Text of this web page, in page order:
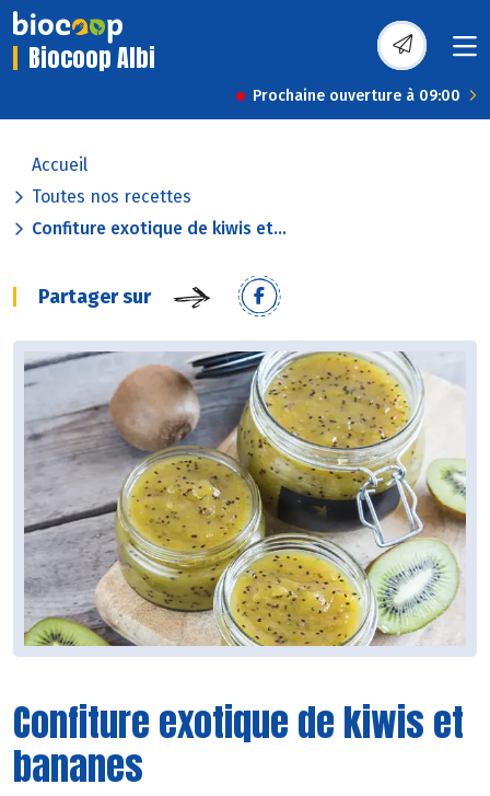
Biocoop Albi
Prochaine ouverture à 09:00
Accueil
Toutes nos recettes
Confiture exotique de kiwis et...
Partager sur
Confiture exotique de kiwis et
bananes